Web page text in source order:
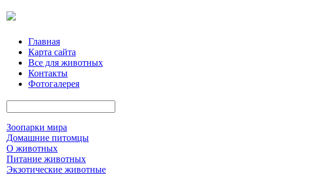
Главная
Карта сайта
Все для животных
Контакты
Фотогалерея
Зоопарки мира
Домашние питомцы
О животных
Питание животных
Экзотические животные